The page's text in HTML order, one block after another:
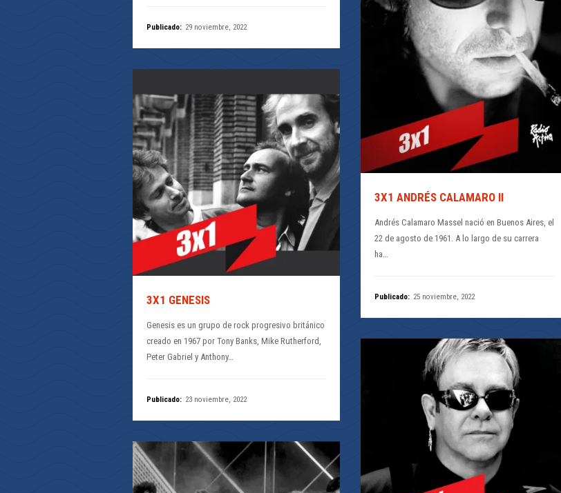
Publicado: 29 noviembre, 2022
3X1 ANDRÉS CALAMARO II
Andrés Calamaro Massel nació en Buenos Aires, el
22 de agosto de 1961. A lo largo de su carrera
ha…
Publicado: 25 noviembre, 2022
3X1 GENESIS
Genesis es un grupo de rock progresivo británico
creado en 1967 por Tony Banks, Mike Rutherford,
Peter Gabriel y Anthony…
Publicado: 23 noviembre, 2022